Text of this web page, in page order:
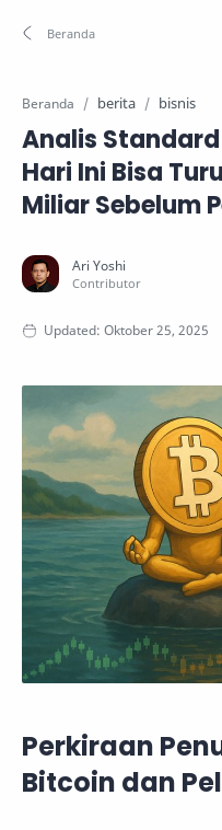
Beranda berita bisnis
Analis
Hari Ini Bisa
Miliar Sebelum
Perkiraan
Bitcoin dan